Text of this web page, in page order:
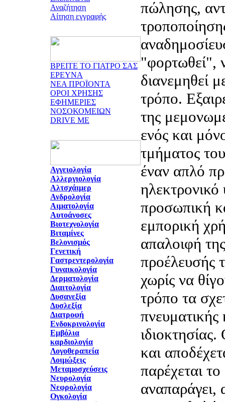
Αναζήτηση
Αίτηση εγγραφής
ΒΡΕΙΤΕ ΤΟ ΓΙΑΤΡΟ ΣΑΣ
ΕΡΕΥΝΑ
ΝΕΑ ΠΡΟΪΟΝΤΑ
ΟΡΟΙ ΧΡΗΣΗΣ
ΕΦΗΜΕΡΙΕΣ
ΝΟΣΟΚΟΜΕΙΩΝ
DRIVE ME
Αγγειολογία
Αλλεργιολογία
Αλτσχάιμερ
Ανδρολογία
Αιματολογία
Αυτοάνοσες
Βιοτεχνολογία
Βιταμίνες
Βελονισμός
Γενετική
Γαστρεντερολογία
Γυναικολογία
Δερματολογία
Διαιτολογία
Δυσανεξία
Δυσλεξία
Διατροφή
Ενδοκρινολογία
Εμβόλια
καρδιολογία
Λογοθεραπεία
Λοιμώξεις
Μεταμοσχεύσεις
Νευρολογία
Νεφρολογία
Ογκολογία
πώλησης,
"φορτωθεί",
διανεμηθεί
τρόπο.
της
ενός και
τμήματος
έναν απλό
ηλεκτρονικό
προσωπική
εμπορική
απαλοιφή
προέλευσής
χωρίς να
τρόπο τα
πνευματικής
και
παρέχεται
αναπαράγει,